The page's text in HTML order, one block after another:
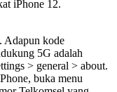
iPhone 12.
Adapun kode
5G adalah
> general > about.
buka menu